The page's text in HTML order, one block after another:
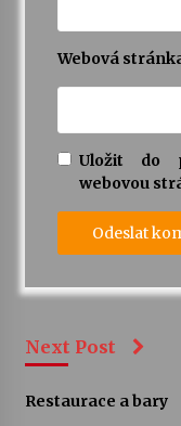
Webová
Uložit do
webovou
Next Post
Restaurace a bary